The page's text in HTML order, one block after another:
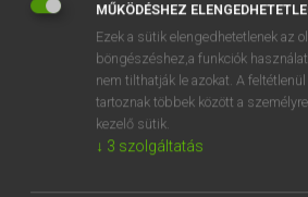
EURÓPAI UNIÓS TERMINOLÓGIAI
Kapcsolódó anyagok
résidu de digestion
MŰKÖDÉSHEZ
Ezek a sütik elengedhetetlenek az
böngészéshez,a funkciók
nem tilthatják le azokat. A
tartoznak többek között a
kezelő sütik.
↓ 3 szolgáltatás